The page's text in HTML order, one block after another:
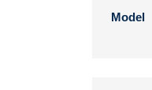
Model